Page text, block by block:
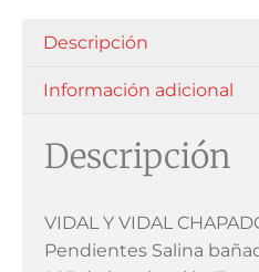
Descripción
Información adicional
Descripción
VIDAL Y VIDAL
Pendientes Salina